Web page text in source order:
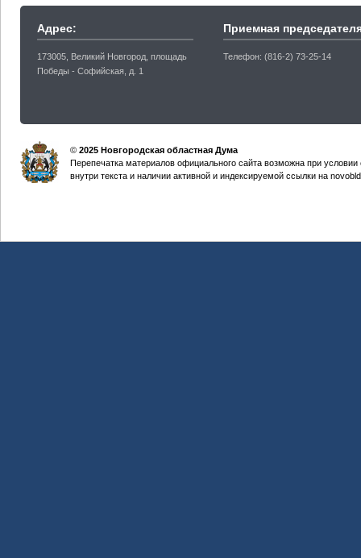
Адрес:
173005, Великий Новгород, площадь
Победы - Софийская, д. 1
Приемная
Телефон: (816-2) 73-25-14
© 2025 Новгородская областная Дума
Перепечатка материалов официального сайта возможна при
внутри текста и наличии активной и индексируемой ссылки на